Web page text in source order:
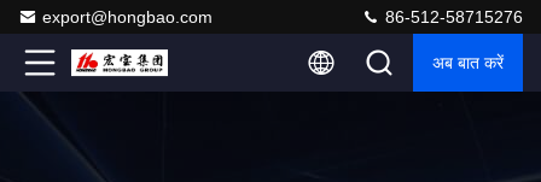
export@hongbao.com 86-512-58715276
अब बात करें